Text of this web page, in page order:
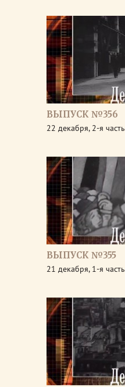
ВЫПУСК №356
22 декабря, 2-я часть
ВЫПУСК №355
21 декабря, 1-я часть